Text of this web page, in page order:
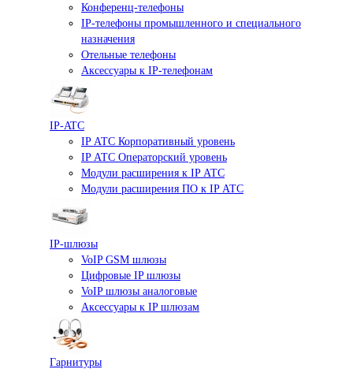
Конференц-телефоны
IP-телефоны промышленного и специального
назначения
Отельные телефоны
Аксессуары к IP-телефонам
IP-ATC
IP АТС Корпоративный уровень
IP АТС Операторский уровень
Модули расширения к IP АТС
Модули расширения ПО к IP АТС
IP-шлюзы
VoIP GSM шлюзы
Цифровые IP шлюзы
VoIP шлюзы аналоговые
Аксессуары к IP шлюзам
Гарнитуры